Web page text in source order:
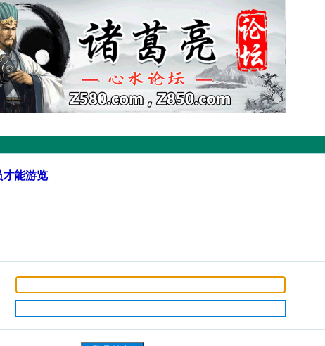
才能游览